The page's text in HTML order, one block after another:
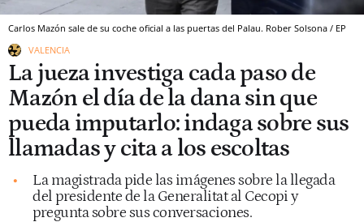
Carlos Mazón sale de su coche oficial a las puertas del Palau. Rober Solsona / EP
VALENCIA
La jueza investiga cada paso de
Mazón el día de la dana sin que
pueda imputarlo: indaga sobre sus
llamadas y cita a los escoltas
La magistrada pide las imágenes sobre la llegada
del presidente de la Generalitat al Cecopi y
pregunta sobre sus conversaciones.